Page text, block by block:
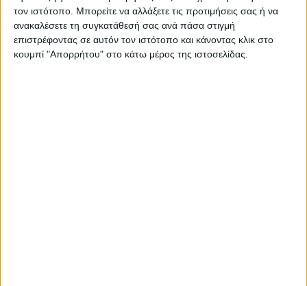
τον ιστότοπο. Μπορείτε να αλλάξετε τις προτιμήσεις σας ή να
ανακαλέσετε τη συγκατάθεσή σας ανά πάσα στιγμή
επιστρέφοντας σε αυτόν τον ιστότοπο και κάνοντας κλικ στο
κουμπί "Απορρήτου" στο κάτω μέρος της ιστοσελίδας.